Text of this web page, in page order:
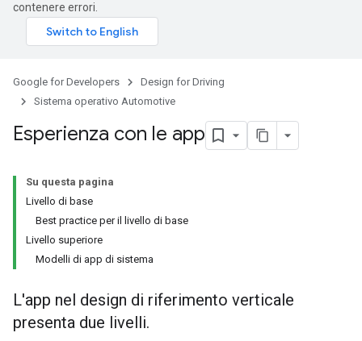
contenere errori.
Google for Developers
Design for Driving
Sistema operativo Automotive
Esperienza con le app
Su questa pagina
Livello di base
Best practice per il livello di base
Livello superiore
Modelli di app di sistema
L'app nel design di riferimento verticale
presenta due livelli.